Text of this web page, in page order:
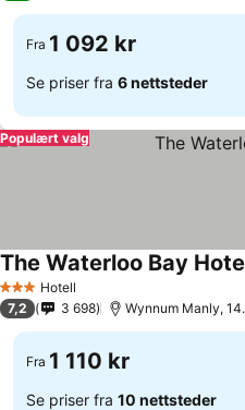
Fra 1 092 kr
Se priser fra 6 nettsteder
Populært valg
3 StjernerHotell
The Waterloo Bay
7,2 3 698 Wynnum Manly,
Fra 1 110 kr
Se priser fra 10 nettsteder